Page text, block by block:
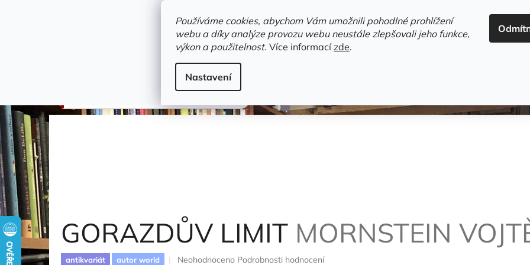
Používáme cookies, abychom Vám umožnili pohodlné prohlížení
webu a díky analýze provozu webu neustále zlepšovali jeho funkce,
výkon a použitelnost. Více informacízde.
Nastavení
HLEDAT
Novinky Trvalky a bestsellery
Mornstein Vojtěch
GORAZDŮV LIMIT MORNSTEIN
antikvariát autor world
Průměrné
Neohodnoceno Podrobnosti hodnocení